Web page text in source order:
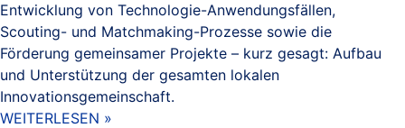
Entwicklung von Technologie-Anwendungsfällen,
Scouting- und Matchmaking-Prozesse sowie die
Förderung gemeinsamer Projekte – kurz gesagt: Aufbau
und Unterstützung der gesamten lokalen
Innovationsgemeinschaft.
WEITERLESEN »